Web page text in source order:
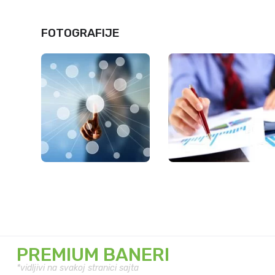
FOTOGRAFIJE
PREMIUM BANERI
*vidljivi na svakoj stranici sajta